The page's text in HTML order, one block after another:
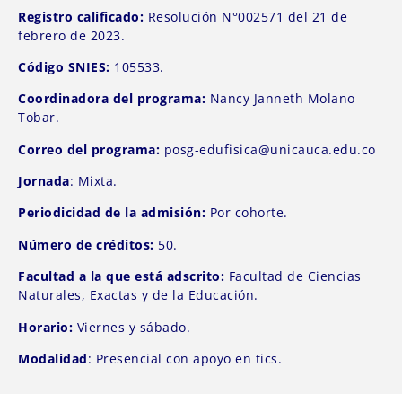
Registro calificado: Resolución N°002571 del 21 de
febrero de 2023.
Código SNIES: 105533.
Coordinadora del programa: Nancy Janneth Molano
Tobar.
Correo del programa: posg-edufisica@unicauca.edu.co
Jornada: Mixta.
Periodicidad de la admisión: Por cohorte.
Número de créditos: 50.
Facultad a la que está adscrito: Facultad de Ciencias
Naturales, Exactas y de la Educación.
Horario: Viernes y sábado.
Modalidad: Presencial con apoyo en tics.